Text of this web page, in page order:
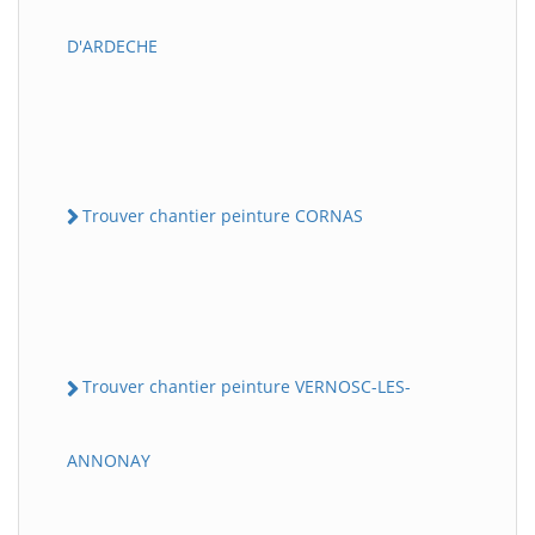
D'ARDECHE
Trouver chantier peinture CORNAS
Trouver chantier peinture VERNOSC-LES-
ANNONAY